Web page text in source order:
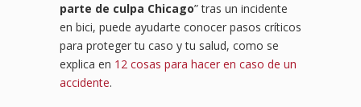
parte de culpa Chicago” tras un incidente
en bici, puede ayudarte conocer pasos críticos
para proteger tu caso y tu salud, como se
explica en 12 cosas para hacer en caso de un
accidente.